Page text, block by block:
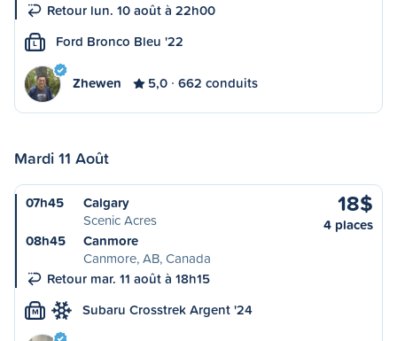
Retour lun. 10 août à 22h00
L Ford Bronco Bleu '22
Zhewen 5,0 662 conduits
Mardi 11 Août
07h45
Calgary
Scenic Acres
08h45
Canmore
Canmore, AB, Canada
Retour mar. 11 août à 18h15
18$
4 places
M Subaru Crosstrek Argent '24